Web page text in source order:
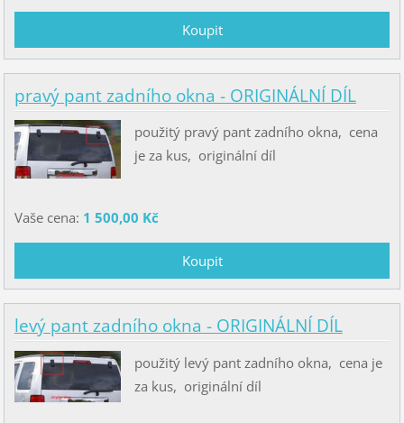
pravý pant zadního okna - ORIGINÁLNÍ DÍL
použitý pravý pant zadního okna, cena
je za kus, originální díl
Vaše cena: 1 500,00 Kč
levý pant zadního okna - ORIGINÁLNÍ DÍL
použitý levý pant zadního okna, cena je
za kus, originální díl